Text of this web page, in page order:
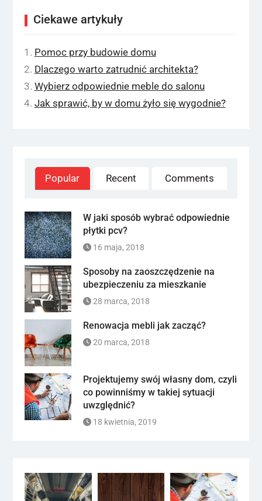
Ciekawe artykuły
Pomoc przy budowie domu
Dlaczego warto zatrudnić architekta?
Wybierz odpowiednie meble do salonu
Jak sprawić, by w domu żyło się wygodnie?
Popular Recent Comments
W jaki sposób wybrać odpowiednie
płytki pcv?
16 maja, 2018
Sposoby na zaoszczędzenie na
ubezpieczeniu za mieszkanie
28 marca, 2018
Renowacja mebli jak zacząć?
20 marca, 2018
Projektujemy swój własny dom, czyli
co powinniśmy w takiej sytuacji
uwzględnić?
18 kwietnia, 2019